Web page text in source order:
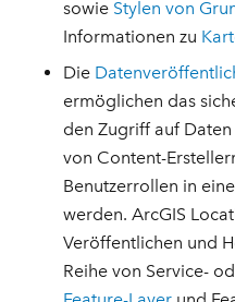
sowie Stylen von
Informationen zu
Die
ermöglichen das
den Zugriff auf
von Content-
Benutzerrollen in
werden. ArcGIS
Veröffentlichen und
Reihe von Service-